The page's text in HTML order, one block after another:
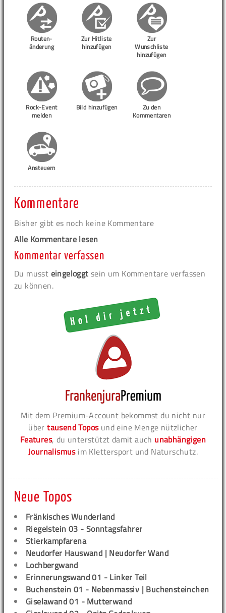
Routen-
änderung
Zur Hitliste
hinzufügen
Zur
Wunschliste
hinzufügen
Rock-Event
melden
Bild hinzufügen
Zu den
Kommentaren
Ansteuern
Kommentare
Bisher gibt es noch keine Kommentare
Alle Kommentare lesen
Kommentar verfassen
Du musst eingeloggt sein um Kommentare verfassen
zu können.
Mit dem Premium-Account bekommst du nicht nur
übertausend Toposund eine Menge nützlicher
Features, du unterstützt damit auch unabhängigen
Journalismusim Klettersport und Naturschutz.
Neue Topos
Fränkisches Wunderland
Riegelstein 03 - Sonntagsfahrer
Stierkampfarena
Neudorfer Hauswand | Neudorfer Wand
Lochbergwand
Erinnerungswand 01 - Linker Teil
Buchenstein 01 - Nebenmassiv | Buchensteinchen
Giselawand 01 - Mutterwand